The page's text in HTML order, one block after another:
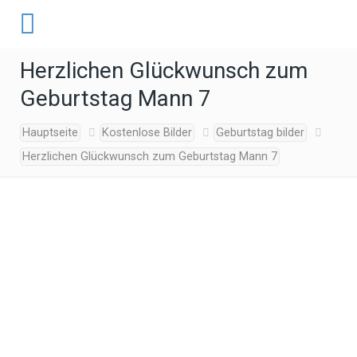
Herzlichen Glückwunsch zum
Geburtstag Mann 7
Hauptseite Kostenlose Bilder
Geburtstag bilder
Herzlichen Glückwunsch zum Geburtstag Mann 7